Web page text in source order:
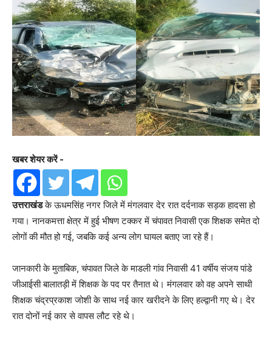
खबर शेयर करें -
उत्तराखंडके ऊधमसिंह नगर जिले में मंगलवार देर रात दर्दनाक सड़क हादसा हो
गया। नानकमत्ता क्षेत्र में हुई भीषण टक्कर में चंपावत निवासी एक शिक्षक समेत दो
लोगों की मौत हो गई, जबकि कई अन्य लोग घायल बताए जा रहे हैं।
जानकारी के मुताबिक, चंपावत जिले के माडली गांव निवासी 41 वर्षीय संजय पांडे
जीआईसी बालातड़ी में शिक्षक के पद पर तैनात थे। मंगलवार को वह अपने साथी
शिक्षक चंद्रप्रकाश जोशी के साथ नई कार खरीदने के लिए हल्द्वानी गए थे। देर
रात दोनों नई कार से वापस लौट रहे थे।